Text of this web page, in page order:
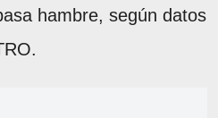
hambre, según datos